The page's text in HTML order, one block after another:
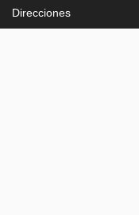
Direcciones